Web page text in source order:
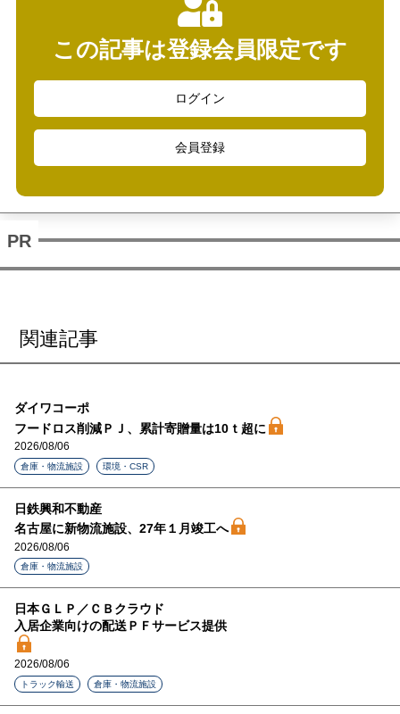
この記事は登録会員限定です
ログイン
会員登録
関連記事
ダイワコーポ
フードロス削減ＰＪ、累計寄贈量は10ｔ超に
2026/08/06
倉庫・物流施設 環境・CSR
日鉄興和不動産
名古屋に新物流施設、27年１月竣工へ
2026/08/06
倉庫・物流施設
日本ＧＬＰ／ＣＢクラウド
入居企業向けの配送ＰＦサービス提供
2026/08/06
トラック輸送 倉庫・物流施設